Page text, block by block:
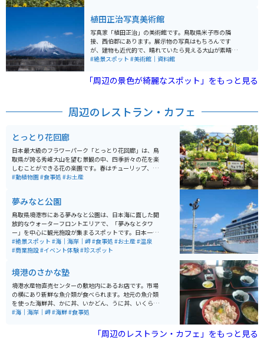
の観光客で賑わいます。海辺にある程度まで車を乗り入
れることができますが、砂地なのでバイクは要注意で
す。 さらに、この地域は白ネギの栽培が盛んであり、弓
浜絣などの工芸品も存在します。また、風土記の国引神
話にも登場するこの地は、松林が広がる詩情豊かな景観
が広がっています。
きながら堪能できます。また、すぐ横にはパン屋さんも
ありパンを美味しく食べながらひまわり鑑賞もできま
す。
植田正治写真美術館
写真家「植田正治」の美術館です。鳥取県米子市の隣
接、西伯郡にあります。展示物の写真はもちろんです
が、建物も近代的で、晴れていたら見える大山が素晴ら
しいです。近くにコンビニやお店が無いわけではありま
#絶景スポット #美術館｜資料館
「周辺の景色が綺麗なスポット」をもっと見る
周辺のレストラン・カフェ
とっとり花回廊
日本最大級のフラワーパーク「とっとり花回廊」は、鳥
取県が誇る秀峰大山を望む景観の中、四季折々の花を楽
しむことができる花の楽園です。春はチューリップ、ア
イスランドポピー、5月ごろから夏にかけては10万株も
つくします。 総面積50ヘクタールの敷地内の中央には、
直径50ｍ、高さ21ｍのドーム型をしたガラス温室があ
り、ヤシの木などの熱帯、亜熱帯の植物と、約1,000株
のさまざまな種類の洋ランが1年中咲き乱れています。
#動植物園#食事処 #お土産
夢みなと公園
鳥取県境港市にある夢みなと公園は、日本海に面した開
放的なウォーターフロントエリアで、「夢みなとタワ
ー」を中心に観光施設が集まるスポットです。日本一低
いタワーとして知られる展望施設からは港や海を一望で
き、ゆったりとした景色を楽しめます。周辺には温泉施
に便利な環境が整っています。 特に豪華客船が寄港する
タイミングでは多くの人で賑わい、国際的な港町の雰囲
気を感じられるのも魅力です。広い敷地と海沿いの道は
開放感があり、バイクでの立ち寄りにも適しており、ツ
ーリングの休憩や景色を楽しむスポットとしてもおすす
めです。
#絶景スポット #海｜海岸｜岬#食事処 #お土産#温泉
#商業施設#イベント体験#珍スポット
境港のさかな塾
境港水産物直売センターの敷地内にあるお店です。市場
の横にあり新鮮な魚介類が食べられます。地元の魚介類
を使った海鮮丼、かに丼、いかどん、うに丼、いくら
丼、まぐろ山かけ丼などがあります。9月から６月は紅ズ
眺めながら向かうと良いです。北へ15分ほど走ると日本
海が見渡せる展望台もあります。
#海｜海岸｜岬#海鮮#食事処
「周辺のレストラン・カフェ」をもっと見る